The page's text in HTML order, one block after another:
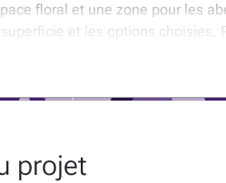
floral et une zone pour les
et les options
projet